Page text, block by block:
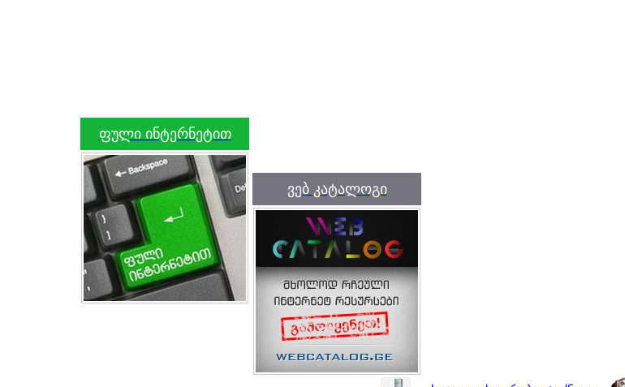
ფული ინტერნეტით
ვებ კატალოგი